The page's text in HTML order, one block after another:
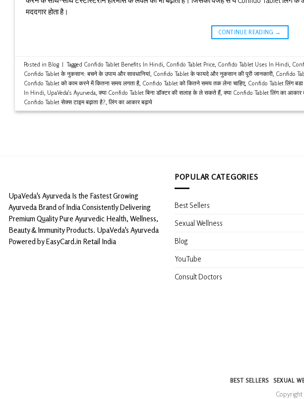
मददगार होता है।
CONTINUE READING →
Posted in Blog | Tagged Confido Tablet Benefits In Hindi Confido Tablet Price, Confido Tablet Uses In Hindi
Confido Tablet के नुकसान: बचने के उपाय और सावधानियां, Confido Tablet के फायदे और नुकसान की पूरी जानकारी, Confido
Confido Tablet को काम करने में कितना समय लगता है, Confido Tablet को कितने समय तक लेना चाहिए, Confido Tablet लिंग
In Hindi UpaVeda’s Ayurveda क्या Confido Tablet बिना डॉक्टर की सलाह के ले सकते हैं, क्या Confido Tablet लिंग का आकार
Confido Tablet सेक्स टाइम बढ़ाता है? लिंग का आकार बढ़ाये
UpaVeda's Ayurveda Is the Fastest Growing
Ayurveda Brand of India Consistently Delivering
Premium Quality Pure Ayurvedic Health, Wellness,
Beauty & Immunity Products. UpaVeda's Ayurveda
Powered by EasyCard.in Retail India
POPULAR CATEGORIES
Best Sellers
Sexual Wellness
Blog
YouTube
Consult Doctors
BEST SELLERS SEXUAL